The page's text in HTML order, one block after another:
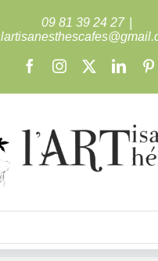
09 81 39 24 27
FacebookInstagram